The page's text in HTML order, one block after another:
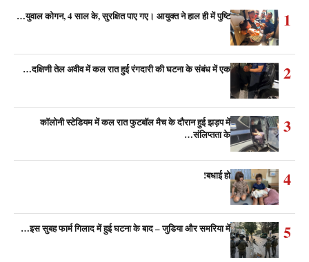
1
युवाल कोगन, 4 साल के, सुरक्षित पाए गए। आयुक्त ने हाल ही में पुष्टि…
2
दक्षिणी तेल अवीव में कल रात हुई रंगदारी की घटना के संबंध में एक…
3
कॉलोनी स्टेडियम में कल रात फुटबॉल मैच के दौरान हुई झड़प में
संलिप्तता के…
4
बधाई हो!
5
इस सुबह फार्म गिलाद में हुई घटना के बाद – जुडिया और समरिया में…